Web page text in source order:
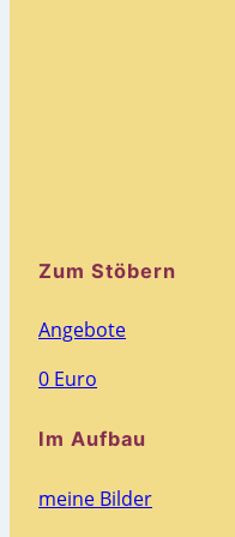
Zum Stöbern
Angebote
0 Euro
Im Aufbau
meine Bilder